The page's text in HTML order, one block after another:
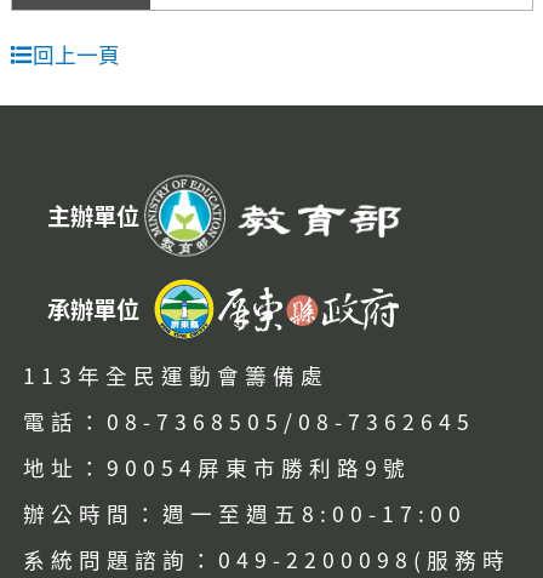
回上一頁
主辦單位
承辦單位
113年全民運動會籌備處
電話：08-7368505/08-7362645
地址：90054屏東市勝利路9號
辦公時間：週一至週五8:00-17:00
系統問題諮詢：049-2200098(服務時